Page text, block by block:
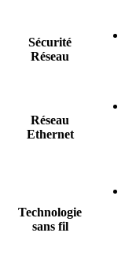
Sécurité
Réseau
Réseau
Ethernet
Technologie
sans fil